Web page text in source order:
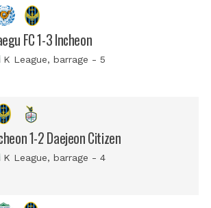
FC 1-3 Incheon
K League, barrage - 5
1-2 Daejeon Citizen
K League, barrage - 4